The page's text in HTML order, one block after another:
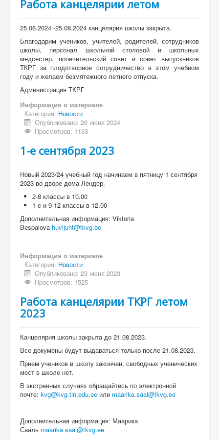
Работа канцелярии летом
25.06.2024 -25.08.2024 канцелярия школы закрыта.
Благодарим учеников, учителей, родителей, сотрудников
школы, персонал школьной столовой и школьных
медсестер, попечительский совет и совет выпускников
ТКРГ за плодотворное сотрудничество в этом учебном
году и желаем безмятежного летнего отпуска.
Администрация ТКРГ
Информация о материале
Категория: Новости
Опубликовано: 26 июня 2024
Просмотров: 1133
1-е сентября 2023
Новый 2023/24 учебный год начинаем в пятницу 1 сентября
2023 во дворе дома Лендер.
2-8 классы в 10.00
1-е и 9-12 классы в 12.00
Дополнительная информация: Viktoria
Bespalova huvijuht@tkvg.ee
Информация о материале
Категория: Новости
Опубликовано: 23 июня 2023
Просмотров: 1525
Работа канцелярии ТКРГ летом
2023
Канцелярия школы закрыта до 21.08.2023.
Все докумены будут выдаваться только после 21.08.2023.
Прием учеников в школу закончен, свободных ученических
мест в школе нет.
В экстренных случаях обращайтесь по электронной
почте: kvg@kvg.tln.edu.ee или maarika.saal@tkvg.ee
Дополнительная информация: Маарика
Сааль maarika.saal@tkvg.ee